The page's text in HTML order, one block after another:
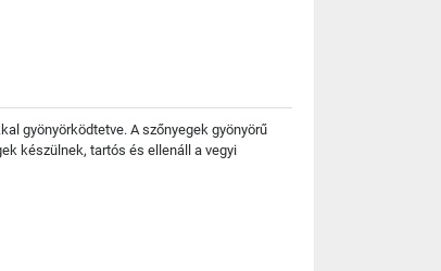
gyönyörködtetve. A szőnyegek gyönyörű
készülnek, tartós és ellenáll a vegyi